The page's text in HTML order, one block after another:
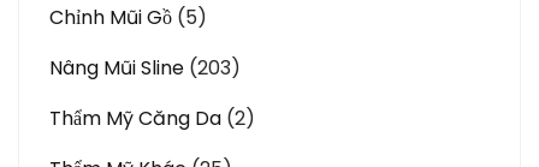
Chỉnh Mũi Gồ (5)
Nâng Mũi Sline (203)
Thẩm Mỹ Căng Da (2)